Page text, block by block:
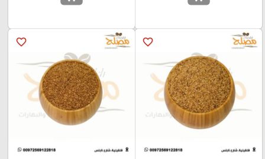
favorite_border
favorite_border